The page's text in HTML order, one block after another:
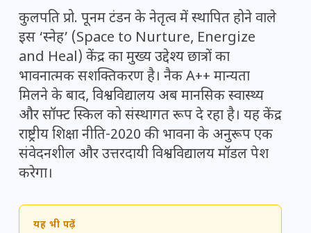
कुलपति प्रो. पूनम टंडन के नेतृत्व में स्थापित होने वाले
इस ‘स्नेह’ (Space to Nurture, Energize
and Heal) केंद्र का मुख्य उद्देश्य छात्रों का
भावनात्मक सशक्तिकरण है। नैक A++ मान्यता
मिलने के बाद, विश्वविद्यालय अब मानसिक स्वास्थ्य
और सॉफ्ट स्किल को संस्थागत रूप दे रहा है। यह केंद्र
राष्ट्रीय शिक्षा नीति-2020 की भावना के अनुरूप एक
संवेदनशील और उत्तरदायी विश्वविद्यालय मॉडल पेश
करेगा।
यह भी पढ़ें